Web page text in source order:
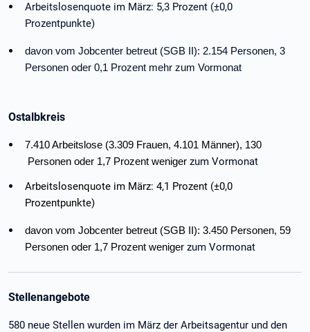
Arbeitslosenquote im März: 5,3 Prozent (±0,0
Prozentpunkte)
davon vom Jobcenter betreut (SGB II): 2.154 Personen, 3
Personen oder 0,1 Prozent mehr zum Vormonat
Ostalbkreis
7.410 Arbeitslose (3.309 Frauen, 4.101 Männer), 130
Personen oder 1,7 Prozent weniger zum Vormonat
Arbeitslosenquote im März: 4,1 Prozent (±0,0
Prozentpunkte)
davon vom Jobcenter betreut (SGB II): 3.450 Personen, 59
Personen oder 1,7 Prozent weniger zum Vormonat
Stellenangebote
580 neue Stellen wurden im März der Arbeitsagentur und den